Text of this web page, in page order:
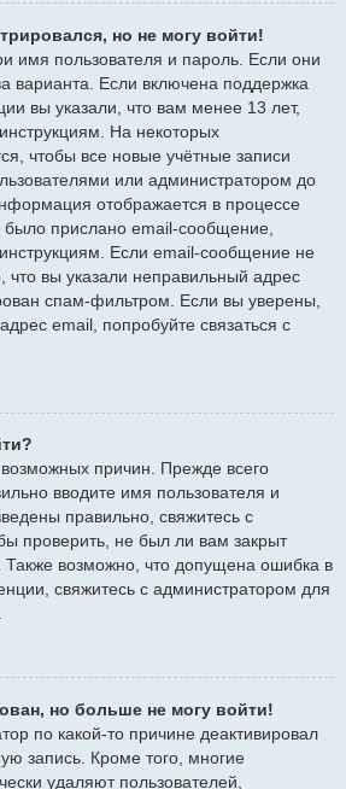
но не могу войти!
имя пользователя и пароль. Если они
варианта. Если включена поддержка
вы указали, что вам менее 13 лет,
На некоторых
чтобы все новые учётные записи
или администратором до
отображается в процессе
было прислано email-сообщение,
Если email-сообщение не
что вы указали неправильный адрес
спам-фильтром. Если вы уверены,
email, попробуйте связаться с
причин. Прежде всего
вводите имя пользователя и
правильно, свяжитесь с
проверить, не был ли вам закрыт
Также возможно, что допущена ошибка в
свяжитесь с администратором для
но больше не могу войти!
по какой-то причине деактивировал
запись. Кроме того, многие
удаляют пользователей,